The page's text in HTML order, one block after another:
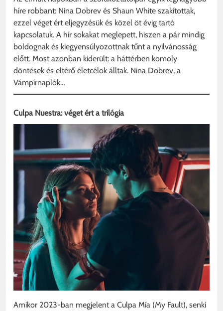
híre robbant: Nina Dobrev és Shaun White szakítottak,
ezzel véget ért eljegyzésük és közel öt évig tartó
kapcsolatuk. A hír sokakat meglepett, hiszen a pár mindig
boldognak és kiegyensúlyozottnak tűnt a nyilvánosság
előtt. Most azonban kiderült: a háttérben komoly
döntések és eltérő életcélok álltak. Nina Dobrev, a
Vámpírnaplók…
Culpa Nuestra: véget ért a trilógia
Amikor 2023-ban megjelent a Culpa Mía (My Fault), senki